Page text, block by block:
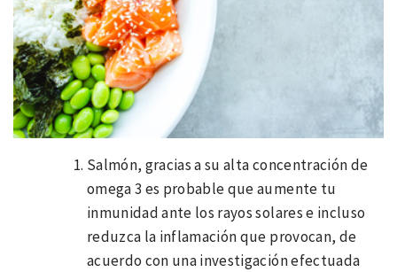
Salmón, gracias a su alta concentración de
omega 3 es probable que aumente tu
inmunidad ante los rayos solares e incluso
reduzca la inflamación que provocan, de
acuerdo con una investigación efectuada